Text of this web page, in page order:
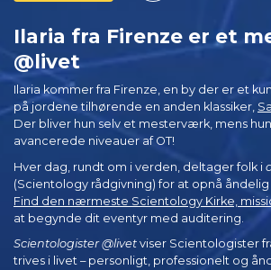
Ilaria fra Firenze er et
@livet
Ilaria kommer fra Firenze, en by der er et
på jordene tilhørende en anden klassiker,
Der bliver hun selv et mesterværk, mens
avancerede niveauer af OT!
Hver dag, rundt om i verden, deltager folk i
(Scientology rådgivning) for at opnå åndelig
Find den nærmeste Scientology Kirke,
at begynde dit eventyr med auditering.
Scientologister @livet viser Scientologister
trives i livet – personligt, professionelt og